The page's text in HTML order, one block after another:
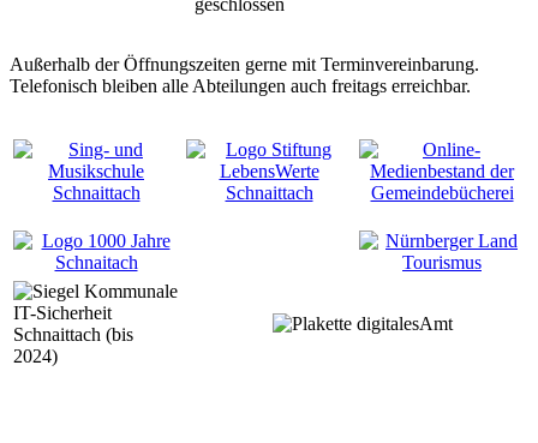
Außerhalb der Öffnungszeiten gerne mit Terminvereinbarung.
Telefonisch bleiben alle Abteilungen auch freitags erreichbar.